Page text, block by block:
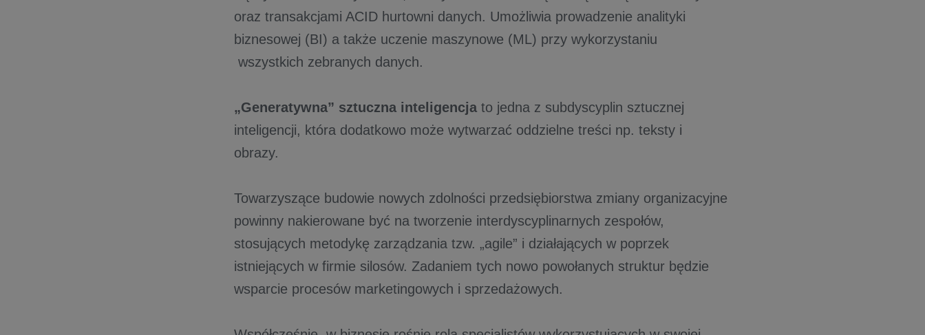
oraz transakcjami ACID hurtowni danych. Umożliwia prowadzenie analityki
biznesowej (BI) a także uczenie maszynowe (ML) przy wykorzystaniu
wszystkich zebranych danych.
„Generatywna” sztuczna inteligencja to jedna z subdyscyplin sztucznej
inteligencji, która dodatkowo może wytwarzać oddzielne treści np. teksty i
obrazy.
Towarzyszące budowie nowych zdolności przedsiębiorstwa zmiany organizacyjne
powinny nakierowane być na tworzenie interdyscyplinarnych zespołów,
stosujących metodykę zarządzania tzw. „agile” i działających w poprzek
istniejących w firmie silosów. Zadaniem tych nowo powołanych struktur będzie
wsparcie procesów marketingowych i sprzedażowych.